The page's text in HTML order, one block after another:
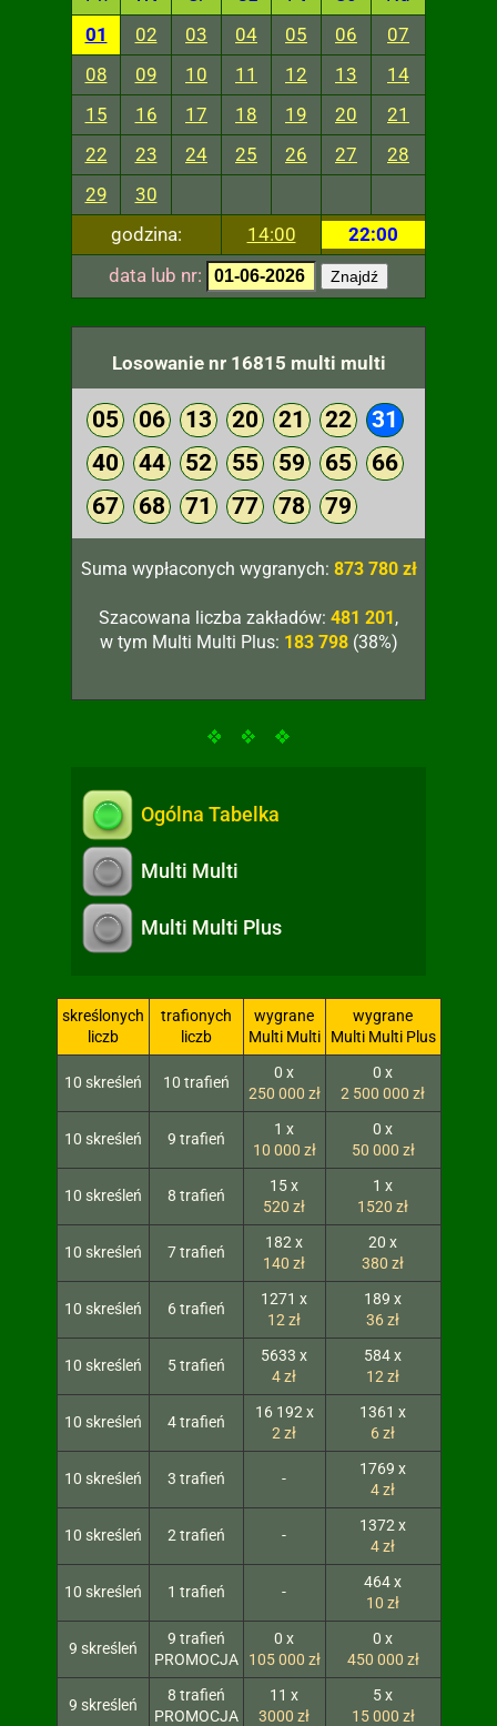
01
02 03 04 05 06
07
08
09 10 11 12 13
14
15
16 17 18 19 20
21
22
23 24 25 26 27
28
29
30
godzina:
14:00
22:00
data lub nr:
Znajdź
Losowanie nr 16815 multi multi
05 06 13 20 21 22
31
40
44 52 55 59 65
66
67
68 71 77 78 79
Suma wypłaconych wygranych: 873 780 zł
Szacowana liczba zakładów: 481 201,
w tym Multi Multi Plus: 183 798(38%)
Ogólna Tabelka
Multi Multi
Multi Multi Plus
skreślonych
liczb
trafionych
liczb
wygrane
Multi Multi
wygrane
Multi Multi Plus
10 skreśleń 10 trafień
0 x
250 000 zł
0 x
2 500 000 zł
10 skreśleń 9 trafień
1 x
10 000 zł
0 x
50 000 zł
10 skreśleń 8 trafień
15 x
520 zł
1 x
1520 zł
10 skreśleń 7 trafień
182 x
140 zł
20 x
380 zł
10 skreśleń 6 trafień
1271 x
12 zł
189 x
36 zł
10 skreśleń 5 trafień
5633 x
4 zł
584 x
12 zł
10 skreśleń 4 trafień
16 192 x
2 zł
1361 x
6 zł
10 skreśleń 3 trafień -
1769 x
4 zł
10 skreśleń 2 trafień -
1372 x
4 zł
10 skreśleń 1 trafień -
464 x
10 zł
9 skreśleń
9 trafień
PROMOCJA
0 x
105 000 zł
0 x
450 000 zł
9 skreśleń
8 trafień
PROMOCJA
11 x
3000 zł
5 x
15 000 zł